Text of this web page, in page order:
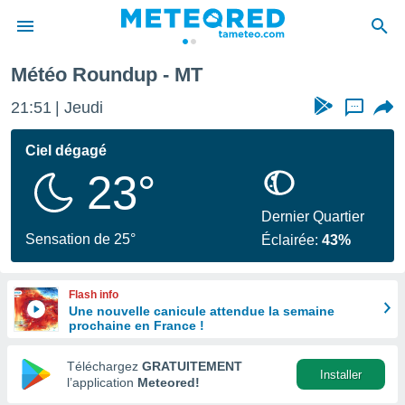
de
en
Météo Roundup - MT
21:51 Jeudi ...
Ciel dégagé
23°
Sensation de 25°
Dernier Quartier
Éclairée:43%
Flash info
Une nouvelle canicule attendue la semaine
prochaine en France !
Téléchargez GRATUITEMENT
l’application Meteored!
Installer